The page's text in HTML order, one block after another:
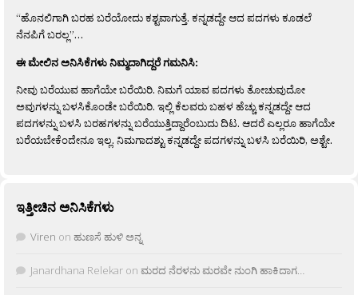
“ಹೊನಲಿಗಾಗಿ ಬರಹ ಬರೆಯೋದು ಕಶ್ಟವಾಗುತ್ತೆ. ಕನ್ನಡದ್ದೇ ಆದ ಪದಗಳು ಕೂಡಲೆ
ನೆನಪಿಗೆ ಬರಲ್ಲ”…
ಈ ಮೇಲಿನ ಅನಿಸಿಕೆಗಳು ನಿಮ್ಮದಾಗಿದ್ದರೆ ಗಮನಿಸಿ:
ನೀವು ಬರೆಯುವ ಹಾಗೆಯೇ ಬರೆಯಿರಿ. ನಿಮಗೆ ಯಾವ ಪದಗಳು ತೋಚುವುದೋ
ಅವುಗಳನ್ನು ಬಳಸಿಕೊಂಡೇ ಬರೆಯಿರಿ. ಇಲ್ಲಿ ಕೆಲವರು ಬಹಳ ಹೆಚ್ಚು ಕನ್ನಡದ್ದೇ ಆದ
ಪದಗಳನ್ನು ಬಳಸಿ ಬರಹಗಳನ್ನು ಬರೆಯುತ್ತಿದ್ದಾರೆಂಬುದು ದಿಟ. ಆದರೆ ಎಲ್ಲರೂ ಹಾಗೆಯೇ
ಬರೆಯಬೇಕೆಂದೇನೂ ಇಲ್ಲ. ನಿಮಗಾದಶ್ಟು ಕನ್ನಡದ್ದೇ ಪದಗಳನ್ನು ಬಳಸಿ ಬರೆಯಿರಿ, ಅಶ್ಟೇ.
ಇತ್ತೀಚಿನ ಅನಿಸಿಕೆಗಳು
Viren on ಹುಣಸೆ ಹುಳಿ ಅನ್ನ
Janardhana Relekar on ಮರದ ನೆರಳನು ಮರವೇ ನುಂಗಿ ಹಾಕಿದಾಗ…